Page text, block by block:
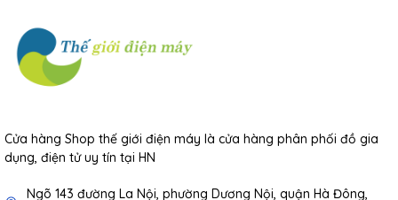
Cửa hàng Shop thế giới điện máy là cửa hàng phân phối đồ gia
dụng, điện tử uy tín tại HN
Ngõ 143 đường La Nội, phường Dương Nội, quận Hà Đông,